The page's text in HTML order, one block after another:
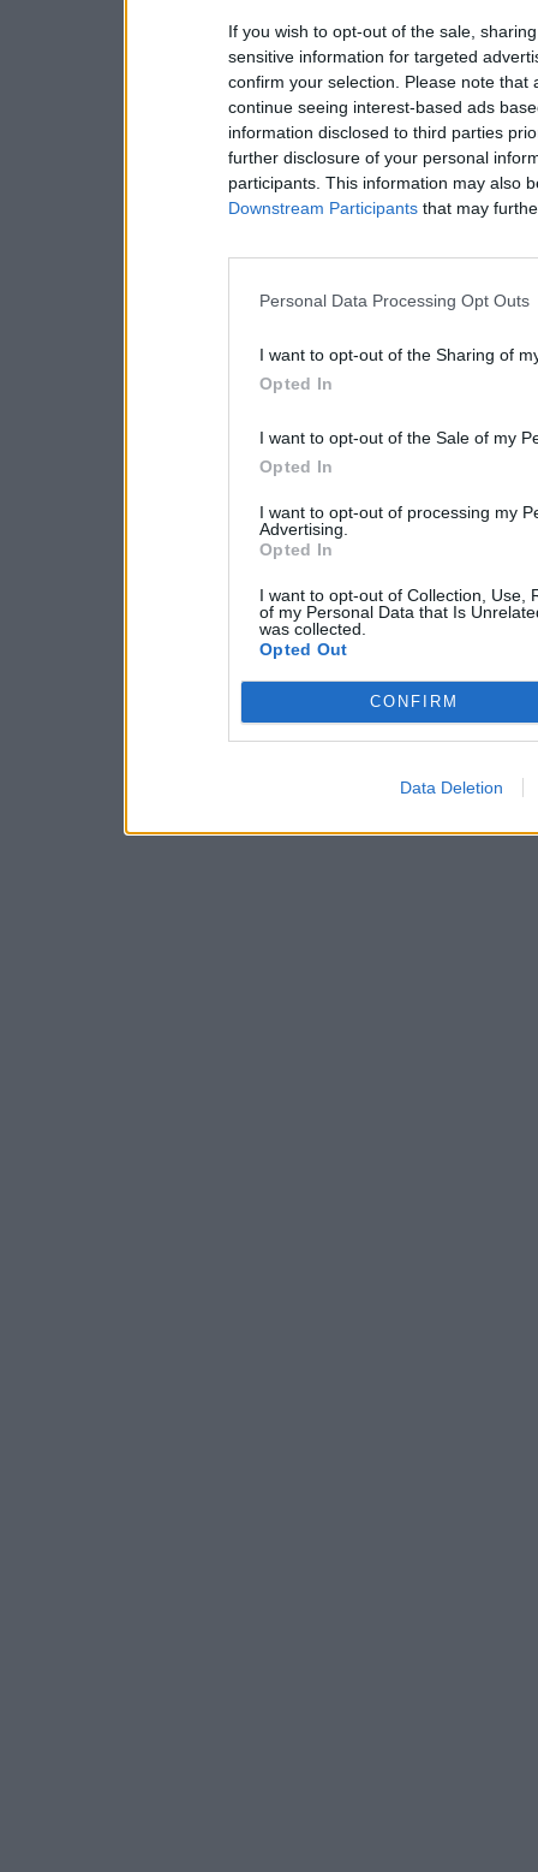
If you wish to opt-out of the sale,
sensitive information for targeted
confirm your selection. Please note
continue seeing interest-based ads
information disclosed to third parties
further disclosure of your personal
participants. This information may also
Downstream Participants that may
Personal Data Processing Opt Outs
I want to opt-out of the Sharing of
Opted In
I want to opt-out of the Sale of my
Opted In
I want to opt-out of processing my
Advertising.
Opted In
I want to opt-out of Collection, Use,
of my Personal Data that Is
was collected.
Opted Out
CONFIRM
Data Deletion